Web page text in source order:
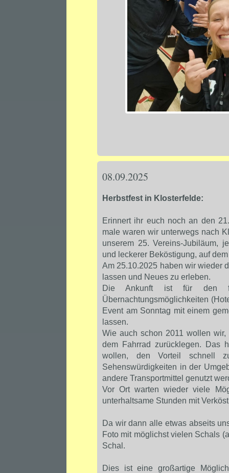
08.09.2025
Herbstfest in Klosterfelde:
Erinnert ihr euch noch an den
male waren wir unterwegs nach
unserem 25. Vereins-Jubiläum,
und leckerer Beköstigung, auf
Am 25.10.2025 haben wir wieder
lassen und Neues zu erleben.
Die Ankunft ist für den
Übernachtungsmöglichkeiten
Event am Sonntag mit einem
lassen.
Wie auch schon 2011 wollen
dem Fahrrad zurücklegen. Das
wollen, den Vorteil schnell
Sehenswürdigkeiten in der
andere Transportmittel genutzt
Vor Ort warten wieder viele
unterhaltsame Stunden mit
Da wir dann alle etwas abseits
Foto mit möglichst vielen Schals
Schal.
Dies ist eine großartige